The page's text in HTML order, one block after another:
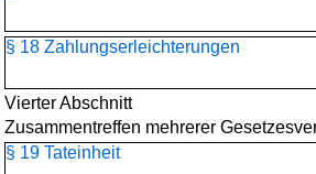
§ 18 Zahlungserleichterungen
Vierter Abschnitt
Zusammentreffen mehrerer
§ 19 Tateinheit